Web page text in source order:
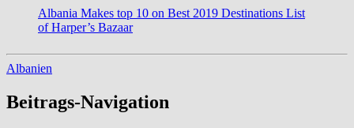
Albania Makes top 10 on Best 2019 Destinations List
of Harper’s Bazaar
Albanien
Beitrags-Navigation